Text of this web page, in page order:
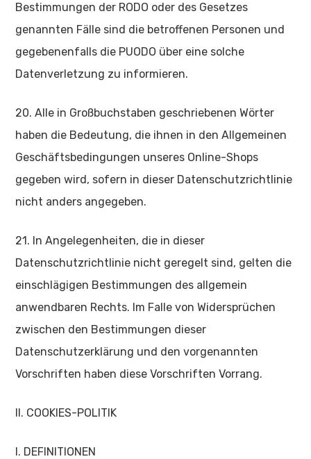
Bestimmungen der RODO oder des Gesetzes
genannten Fälle sind die betroffenen Personen und
gegebenenfalls die PUODO über eine solche
Datenverletzung zu informieren.
20. Alle in Großbuchstaben geschriebenen Wörter
haben die Bedeutung, die ihnen in den Allgemeinen
Geschäftsbedingungen unseres Online-Shops
gegeben wird, sofern in dieser Datenschutzrichtlinie
nicht anders angegeben.
21. In Angelegenheiten, die in dieser
Datenschutzrichtlinie nicht geregelt sind, gelten die
einschlägigen Bestimmungen des allgemein
anwendbaren Rechts. Im Falle von Widersprüchen
zwischen den Bestimmungen dieser
Datenschutzerklärung und den vorgenannten
Vorschriften haben diese Vorschriften Vorrang.
II. COOKIES-POLITIK
I. DEFINITIONEN